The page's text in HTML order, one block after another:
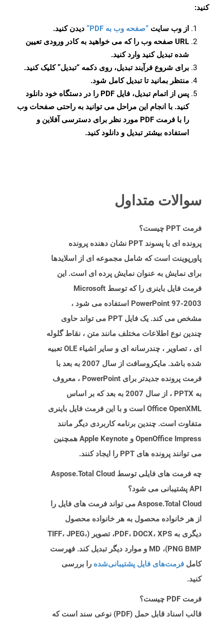
کنید:
از وب سایت “صفحه وب به PDF”
دیدن کنید.
URL صفحه وب را که می خواهید به کادر ورودی تعیین
شده تبدیل کنید وارد کنید.
برای شروع فرآیند تبدیل، روی دکمه “تبدیل” کلیک کنید.
منتظر بمانید تا تبدیل کامل شود.
پس از اتمام تبدیل، فایل PDF را در دستگاه خود دانلود
کنید. با انجام این مراحل می توانید به راحتی صفحات وب
را با فرمت PDF مورد نظر برای دسترسی آفلاین و
استفاده بیشتر تبدیل و دانلود کنید.
سوالات متداول
فرمت PPT چیست؟
پرونده ای با پسوند PPT نشان دهنده پرونده
پاورپوینت است که شامل مجموعه ای از اسلایدها
برای نمایش به عنوان نمایش پرده ای است. این
فرمت فایل باینری را که توسط Microsoft
PowerPoint 97-2003 استفاده می شود ،
مشخص می کند. یک فایل PPT می تواند حاوی
چندین نوع اطلاعات مختلف مانند متن ، نقاط گلوله
ای ، تصاویر ، چندرسانه ای و سایر اشیاء OLE تعبیه
شده باشد. مایکروسافت از سال 2007 به بعد با
فرمت پرونده جدیدتر برای PowerPoint ، معروف
به PPTX ، از سال 2007 به بعد که بر اساس
Office OpenXML است و با این فرمت فایل باینری
متفاوت است. چندین برنامه کاربردی دیگر مانند
OpenOffice Impress و Apple Keynote همچنین
می توانند پرونده های PPT را ایجاد کنند.
چه فرمت های فایلی توسط Aspose.Total Cloud
API پشتیبانی می شود؟
Aspose.Total Cloud می تواند فرمت های فایل را
از هر خانواده محصول به هر خانواده محصول
دیگری به PDF، DOCX، XPS، تصویر (TIFF، JPEG،
PNG BMP)، MD و موارد دیگر تبدیل کند. فهرست
کامل فرمت‌های فایل پشتیبانی‌شده را بررسی
کنید.
فرمت PDF چیست؟
قالب اسناد قابل حمل (PDF) نوعی سند است که